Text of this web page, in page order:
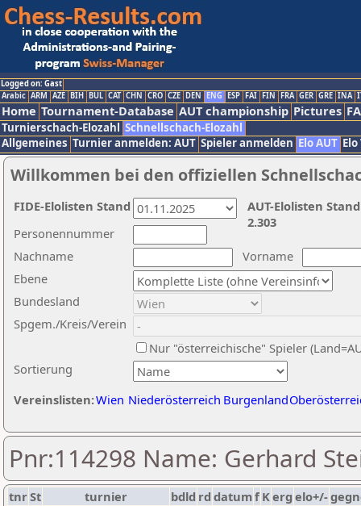
Logged on: Gast
Arabic ARM AZE BIH BUL CAT CHN CRO CZE DEN ENG ESP FAI FIN FRA GER GRE INA
Home Tournament-Database AUT championship Pictures
Turnierschach-Elozahl Schnellschach-Elozahl
Allgemeines Turnier anmelden: AUT Spieler anmelden Elo AUT
Willkommen bei den offiziellen
Nachname
Vorname
Ebene
Sortierung
Personennummer
Bundesland
Spgem./Kreis/Verein
Nur "österreichische" Spieler
Vereinslisten:Wien Niederösterreich Burgenland
AUT-Elolisten
2.303
FIDE-Elolisten Stand
Pnr:114298 Name: Gerhard
tnrSt turnier bdld rd datumf Kerg elo+/-